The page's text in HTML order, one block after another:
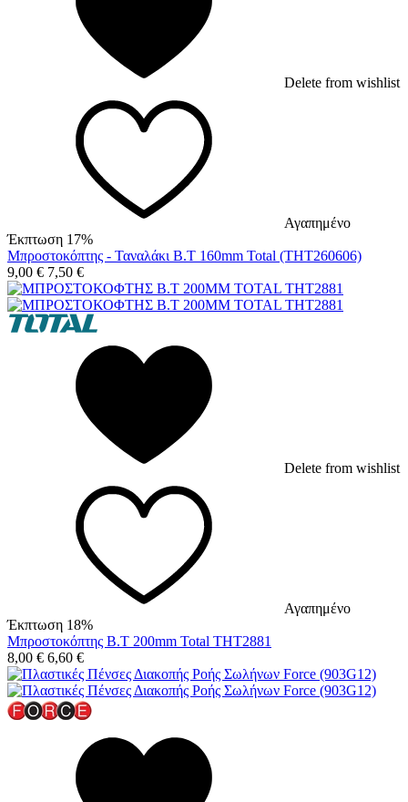
Delete from wishlist
Αγαπημένο
Έκπτωση 17%
Μπροστοκόπτης - Ταναλάκι Β.Τ 160mm Total (THT260606)
9,00 € 7,50 €
Delete from wishlist
Αγαπημένο
Έκπτωση 18%
Μπροστοκόπτης Β.Τ 200mm Total THT2881
8,00 € 6,60 €